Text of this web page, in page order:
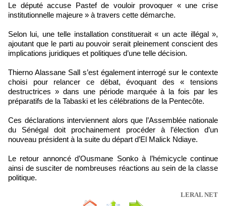
Le député accuse Pastef de vouloir provoquer « une crise
institutionnelle majeure » à travers cette démarche.
Selon lui, une telle installation constituerait « un acte illégal »,
ajoutant que le parti au pouvoir serait pleinement conscient des
implications juridiques et politiques d’une telle décision.
Thierno Alassane Sall s’est également interrogé sur le contexte
choisi pour relancer ce débat, évoquant des « tensions
destructrices » dans une période marquée à la fois par les
préparatifs de la Tabaski et les célébrations de la Pentecôte.
Ces déclarations interviennent alors que l’Assemblée nationale
du Sénégal doit prochainement procéder à l’élection d’un
nouveau président à la suite du départ d’El Malick Ndiaye.
Le retour annoncé d’Ousmane Sonko à l’hémicycle continue
ainsi de susciter de nombreuses réactions au sein de la classe
politique.
LERAL NET